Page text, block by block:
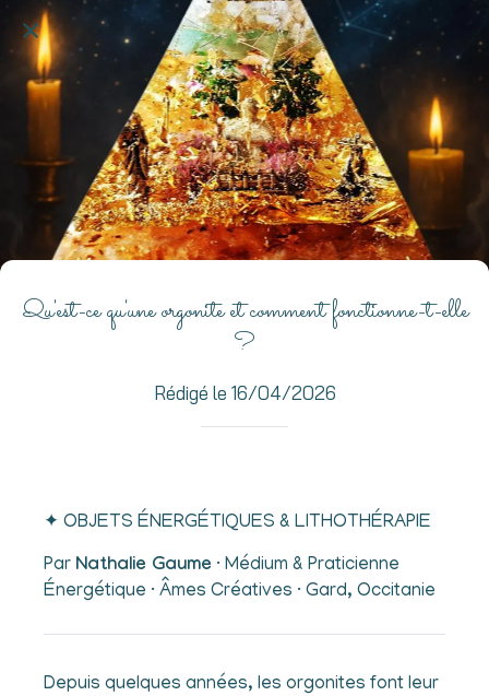
Qu'est-ce qu'une orgonite et comment fonctionne-t-elle
?
Rédigé le 16/04/2026
✦ OBJETS ÉNERGÉTIQUES & LITHOTHÉRAPIE
Par Nathalie Gaume · Médium & Praticienne
Énergétique · Âmes Créatives · Gard, Occitanie
Depuis quelques années, les orgonites font leur